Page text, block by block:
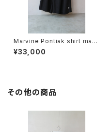
Marvine Pontiak shirt mak
ers / Easy Shorts
¥33,000
その他の商品